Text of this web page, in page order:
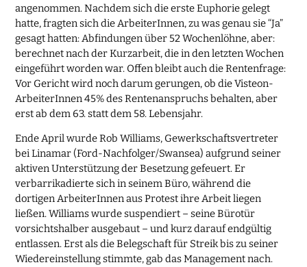
angenommen. Nachdem sich die erste Euphorie gelegt
hatte, fragten sich die ArbeiterInnen, zu was genau sie “Ja”
gesagt hatten: Abfindungen über 52 Wochenlöhne, aber:
berechnet nach der Kurzarbeit, die in den letzten Wochen
eingeführt worden war. Offen bleibt auch die Rentenfrage:
Vor Gericht wird noch darum gerungen, ob die Visteon-
ArbeiterInnen 45% des Rentenanspruchs behalten, aber
erst ab dem 63. statt dem 58. Lebensjahr.
Ende April wurde Rob Williams, Gewerkschaftsvertreter
bei Linamar (Ford-Nachfolger/Swansea) aufgrund seiner
aktiven Unterstützung der Besetzung gefeuert. Er
verbarrikadierte sich in seinem Büro, während die
dortigen ArbeiterInnen aus Protest ihre Arbeit liegen
ließen. Williams wurde suspendiert – seine Bürotür
vorsichtshalber ausgebaut – und kurz darauf endgültig
entlassen. Erst als die Belegschaft für Streik bis zu seiner
Wiedereinstellung stimmte, gab das Management nach.